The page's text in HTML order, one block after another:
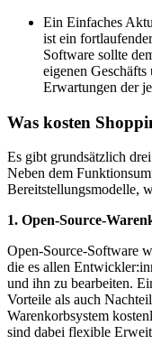
Ein Einfaches
ist ein
Software sollte
eigenen
Erwartungen der
Was kosten
Es gibt grundsätzlich
Neben dem
Bereitstellungsmodelle,
1. Open-Source-
Open-Source-Software
die es allen
und ihn zu bearbeiten.
Vorteile als auch
Warenkorbsystem
sind dabei flexible